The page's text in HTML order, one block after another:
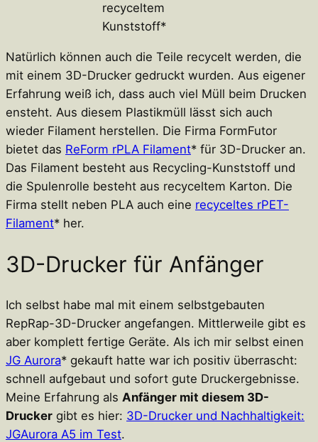
recyceltem
Kunststoff*
Natürlich können auch die Teile recycelt werden, die
mit einem 3D-Drucker gedruckt wurden. Aus eigener
Erfahrung weiß ich, dass auch viel Müll beim Drucken
ensteht. Aus diesem Plastikmüll lässt sich auch
wieder Filament herstellen. Die Firma FormFutor
bietet das ReForm rPLA Filament* für 3D-Drucker an.
Das Filament besteht aus Recycling-Kunststoff und
die Spulenrolle besteht aus recyceltem Karton. Die
Firma stellt neben PLA auch eine recyceltes rPET-
Filament* her.
3D-Drucker für Anfänger
Ich selbst habe mal mit einem selbstgebauten
RepRap-3D-Drucker angefangen. Mittlerweile gibt es
aber komplett fertige Geräte. Als ich mir selbst einen
JG Aurora* gekauft hatte war ich positiv überrascht:
schnell aufgebaut und sofort gute Druckergebnisse.
Meine Erfahrung als Anfänger mit diesem 3D-
Drucker gibt es hier: 3D-Drucker und Nachhaltigkeit:
JGAurora A5 im Test.